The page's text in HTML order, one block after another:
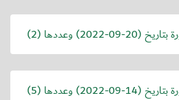
بتاريخ (2022-09-20) وعددها (2)
بتاريخ (2022-09-14) وعددها (5)